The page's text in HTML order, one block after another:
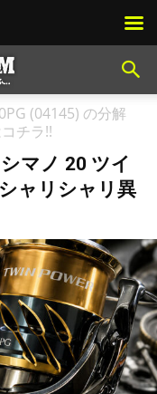
(04145) の分解
チラ!!
マノ 20 ツイ
ャリシャリ異